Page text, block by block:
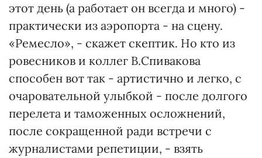
этот день (а работает он всегда и много) -
практически из аэропорта - на сцену.
«Ремесло», - скажет скептик. Но кто из
ровесников и коллег В.Спивакова
способен вот так - артистично и легко, с
очаровательной улыбкой - после долгого
перелета и таможенных осложнений,
после сокращенной ради встречи с
журналистами репетиции, - взять